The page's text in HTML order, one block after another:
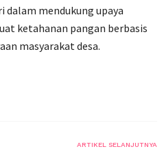
mendukung upaya
ketahanan pangan berbasis
masyarakat desa.
ARTIKEL SELANJUTNYA